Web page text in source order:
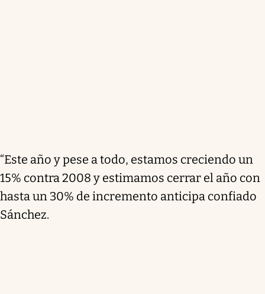
“Este año y pese a todo, estamos creciendo un
15% contra 2008 y estimamos cerrar el año con
hasta un 30% de incremento anticipa confiado
Sánchez.